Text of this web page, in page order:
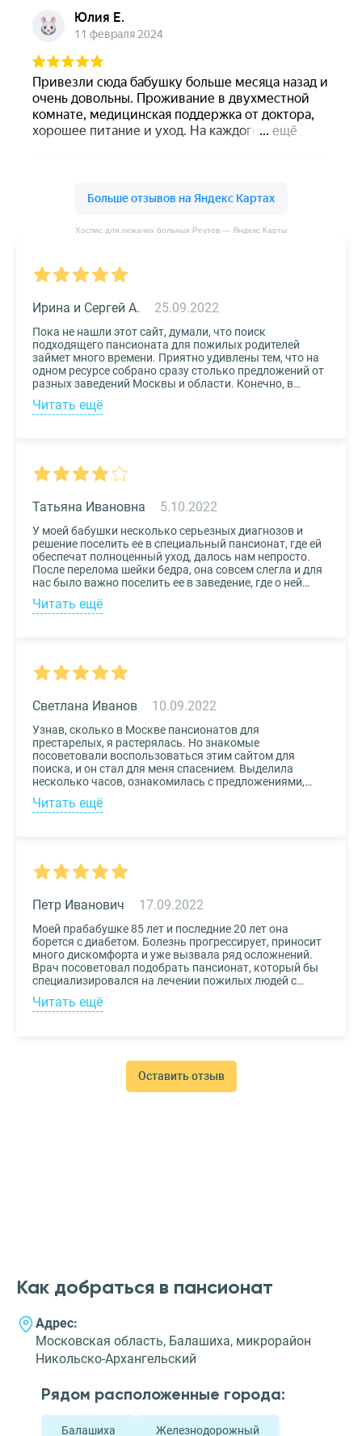
Хоспис для лежачих больных Реутов — Яндекс Карты
25.09.2022
Ирина и Сергей А.
Пока не нашли этот сайт, думали, что поиск
подходящего пансионата для пожилых родителей
займет много времени. Приятно удивлены тем, что на
одном ресурсе собрано сразу столько предложений от
разных заведений Москвы и области. Конечно, в
приоритете был выбор по месту расположения –
хотелось бы, чтоб пансионат находился недалеко от
подробная, что определиться на наиболее подходящем
сервис!
Читать ещё
5.10.2022
Татьяна Ивановна
У моей бабушки несколько серьезных диагнозов и
решение поселить ее в специальный пансионат, где ей
обеспечат полноценный уход, далось нам непросто.
После перелома шейки бедра, она совсем слегла и для
нас было важно поселить ее в заведение, где о ней
будут заботиться круглосуточно. Остановили выбор
на реабилитационном центре Медвежьи Озера
Читать ещё
10.09.2022
Светлана Иванов
Узнав, сколько в Москве пансионатов для
престарелых, я растерялась. Но знакомые
посоветовали воспользоваться этим сайтом для
поиска, и он стал для меня спасением. Выделила
несколько часов, ознакомилась с предложениями,
доступными мне по цене и месту расположения и
выбрала два варианта. Связалась с администрацией
Читать ещё
17.09.2022
Петр Иванович
Моей прабабушке 85 лет и последние 20 лет она
борется с диабетом. Болезнь прогрессирует, приносит
много дискомфорта и уже вызвала ряд осложнений.
Врач посоветовал подобрать пансионат, который бы
специализировался на лечении пожилых людей с
диабетом. К выбору заведения подошли со всей
серьезностью, важно было, чтобы за прабабушкой
окружили заботой. Таким заведением оказался
пансионат для пожилых Опека. Находится в Москве, в
соседнем районе, поэтому проведывать дорогого нам
Читать ещё
Оставить отзыв
Как добраться в пансионат
Адрес:
Московская область, Балашиха, микрорайон
Никольско-Архангельский
Рядом расположенные города:
Балашиха Железнодорожный